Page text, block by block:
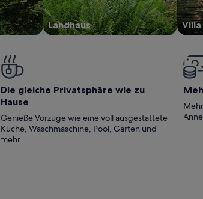
Landhaus Villa
Die gleiche Privatsphäre wie zu
Hause
Genieße Vorzüge wie eine voll ausgestattete
Küche, Waschmaschine, Pool, Garten und
mehr